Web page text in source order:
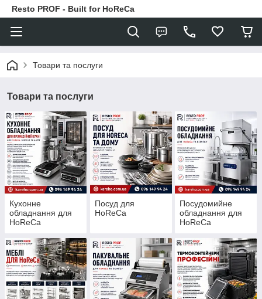
Resto PROF - Built for HoReCa
Товари та послуги
Товари та послуги
Кухонне
обладнання для
HoReCa
Посуд для
HoReCa
Посудомийне
обладнання для
HoReCa